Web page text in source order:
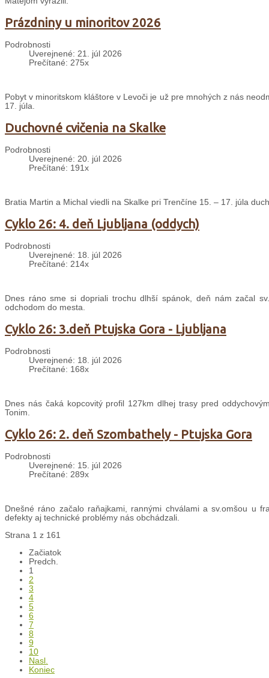
Prázdniny u minoritov 2026
Podrobnosti
Uverejnené: 21. júl 2026
Prečítané: 275x
Pobyt v minoritskom kláštore v Levoči je už pre mnohých z nás
17. júla.
Duchovné cvičenia na Skalke
Podrobnosti
Uverejnené: 20. júl 2026
Prečítané: 191x
Bratia Martin a Michal viedli na Skalke pri Trenčíne 15. – 17. júla
Cyklo 26: 4. deň Ljubljana (oddych)
Podrobnosti
Uverejnené: 18. júl 2026
Prečítané: 214x
Dnes ráno sme si dopriali trochu dlhší spánok, deň nám začal
odchodom do mesta.
Cyklo 26: 3.deň Ptujska Gora - Ljubljana
Podrobnosti
Uverejnené: 18. júl 2026
Prečítané: 168x
Dnes nás čaká kopcovitý profil 127km dlhej trasy pred
Tonim.
Cyklo 26: 2. deň Szombathely - Ptujska Gora
Podrobnosti
Uverejnené: 15. júl 2026
Prečítané: 289x
Dnešné ráno začalo raňajkami, rannými chválami a sv.omšou u
defekty aj technické problémy nás obchádzali.
Strana 1 z 161
Začiatok
Predch.
1
2
3
4
5
6
7
8
9
10
Nasl.
Koniec